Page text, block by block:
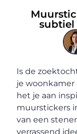
subtiel
Is de
je woonkamer
het je aan
muurstickers
van een
verrassend